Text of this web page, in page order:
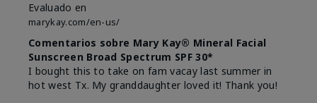
Evaluado en
marykay.com/en-us/
Comentarios sobre Mary Kay® Mineral Facial
Sunscreen Broad Spectrum SPF 30*
I bought this to take on fam vacay last summer in
hot west Tx. My granddaughter loved it! Thank you!